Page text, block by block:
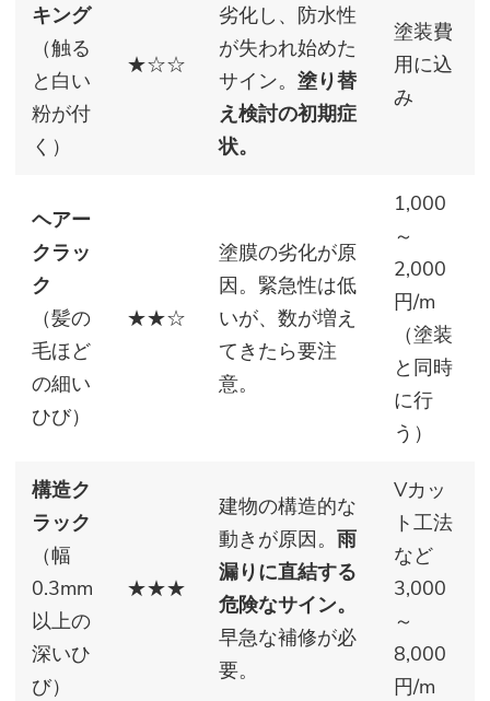
キング
（触る
と白い
粉が付
く）
★☆☆
劣化し、防水性
が失われ始めた
サイン。 塗り替
え検討の初期症
状。
塗装費
用に込
み
ヘアー
クラッ
ク
（髪の
毛ほど
の細い
ひび）
★★☆
塗膜の劣化が原
因。緊急性は低
いが、数が増え
てきたら要注
意。
1,000
～
2,000
円/m
（塗装
と同時
に行
う）
構造ク
ラック
（幅
0.3mm
以上の
深いひ
び）
★★★
建物の構造的な
動きが原因。 雨
漏りに直結する
危険なサイン。
早急な補修が必
要。
Vカッ
ト工法
など
3,000
～
8,000
円/m